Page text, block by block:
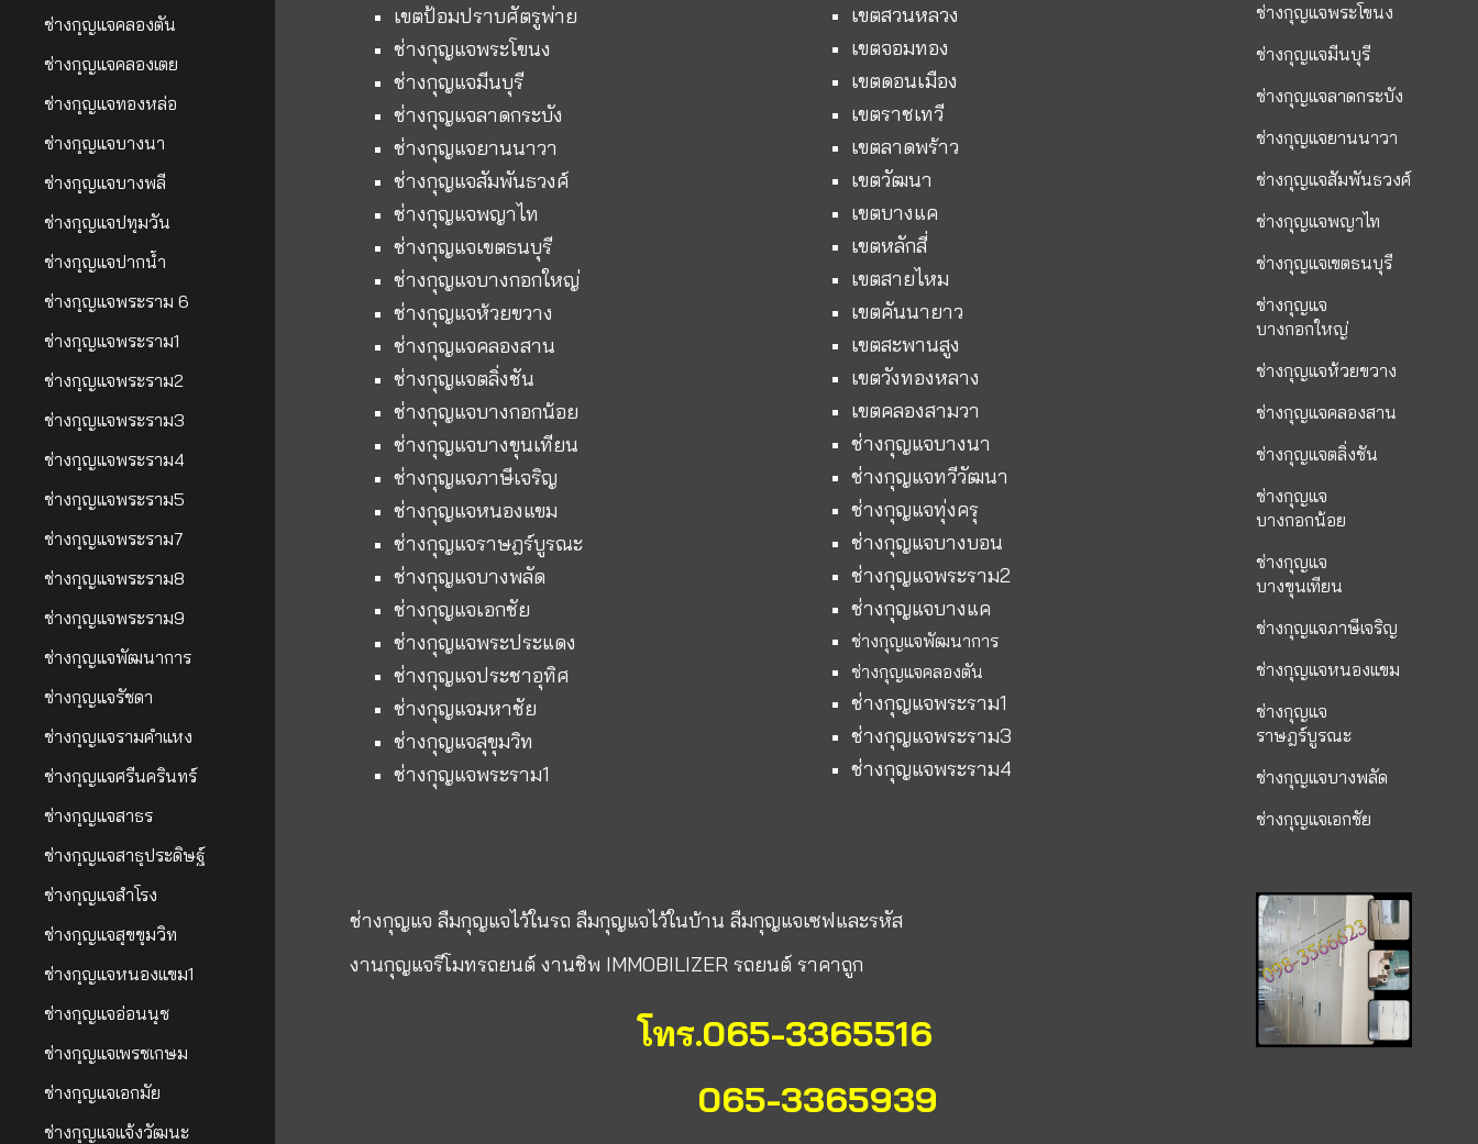
ช่างกุญแจคลองตัน
ช่างกุญแจคลองเตย
ช่างกุญแจทองหล่อ
ช่างกุญแจบางนา
ช่างกุญแจบางพลี
ช่างกุญแจปทุมวัน
ช่างกุญแจปากน้ำ
ช่างกุญแจพระราม 6
ช่างกุญแจพระราม1
ช่างกุญแจพระราม2
ช่างกุญแจพระราม3
ช่างกุญแจพระราม4
ช่างกุญแจพระราม5
ช่างกุญแจพระราม7
ช่างกุญแจพระราม8
ช่างกุญแจพระราม9
ช่างกุญแจพัฒนาการ
ช่างกุญแจรัชดา
ช่างกุญแจรามคำแหง
ช่างกุญแจศรีนครินทร์
ช่างกุญแจสาธร
ช่างกุญแจสาธุประดิษฐ์
ช่างกุญแจสำโรง
ช่างกุญแจสุขขุมวิท
ช่างกุญแจหนองแขม1
ช่างกุญแจอ่อนนุช
ช่างกุญแจเพรชเกษม
ช่างกุญแจเอกมัย
ช่างกุญแจแจ้งวัฒนะ
เขตป้อมปราบศัตรูพ่าย
ช่างกุญแจพระโขนง
ช่างกุญแจมีนบุรี
ช่างกุญแจลาดกระบัง
ช่างกุญแจยานนาวา
ช่างกุญแจสัมพันธวงศ์
ช่างกุญแจพญาไท
ช่างกุญแจเขตธนบุรี
ช่างกุญแจบางกอกใหญ่
ช่างกุญแจห้วยขวาง
ช่างกุญแจคลองสาน
ช่างกุญแจตลิ่งชัน
ช่างกุญแจบางกอกน้อย
ช่างกุญแจบางขุนเทียน
ช่างกุญแจภาษีเจริญ
ช่างกุญแจหนองแขม
ช่างกุญแจราษฎร์บูรณะ
ช่างกุญแจบางพลัด
ช่างกุญแจเอกชัย
ช่างกุญแจพระประแดง
ช่างกุญแจประชาอุทิศ
ช่างกุญแจมหาชัย
ช่างกุญแจสุขุมวิท
ช่างกุญแจพระราม1
เขตสวนหลวง
เขตจอมทอง
เขตดอนเมือง
เขตราชเทวี
เขตลาดพร้าว
เขตวัฒนา
เขตบางแค
เขตหลักสี่
เขตสายไหม
เขตคันนายาว
เขตสะพานสูง
เขตวังทองหลาง
เขตคลองสามวา
ช่างกุญแจบางนา
ช่างกุญแจทวีวัฒนา
ช่างกุญแจทุ่งครุ
ช่างกุญแจบางบอน
ช่างกุญแจพระราม2
ช่างกุญแจบางแค
ช่างกุญแจพัฒนาการ
ช่างกุญแจคลองตัน
ช่างกุญแจพระราม1
ช่างกุญแจพระราม3
ช่างกุญแจพระราม4
ช่างกุญแจพระโขนง
ช่างกุญแจมีนบุรี
ช่างกุญแจลาดกระบัง
ช่างกุญแจยานนาวา
ช่างกุญแจสัมพันธวงศ์
ช่างกุญแจพญาไท
ช่างกุญแจเขตธนบุรี
ช่างกุญแจ
บางกอกใหญ่
ช่างกุญแจห้วยขวาง
ช่างกุญแจคลองสาน
ช่างกุญแจตลิ่งชัน
ช่างกุญแจ
บางกอกน้อย
ช่างกุญแจ
บางขุนเทียน
ช่างกุญแจภาษีเจริญ
ช่างกุญแจหนองแขม
ช่างกุญแจ
ราษฎร์บูรณะ
ช่างกุญแจบางพลัด
ช่างกุญแจเอกชัย
ช่างกุญแจ ลืมกุญแจไว้ในรถ ลืมกุญแจไว้ในบ้าน ลืมกุญแจเซฟและรหัส
งานกุญแจรีโมทรถยนต์ งานชิพ IMMOBILIZER รถยนต์ ราคาถูก
โทร.065-3365516
065-3365939